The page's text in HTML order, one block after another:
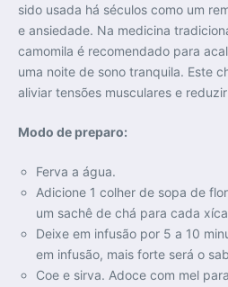
sido usada há séculos como um
e ansiedade. Na medicina
camomila é recomendado para
uma noite de sono tranquila. Este
aliviar tensões musculares e
Modo de preparo:
Ferva a água.
Adicione 1 colher de sopa de
um sachê de chá para cada
Deixe em infusão por 5 a 10
em infusão, mais forte será o
Coe e sirva. Adoce com mel